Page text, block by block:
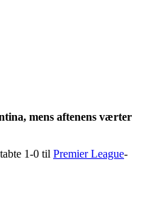
mens aftenens værter
1-0 til Premier League-